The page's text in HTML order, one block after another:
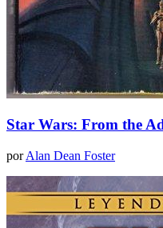
Star Wars: From the
porAlan Dean Foster